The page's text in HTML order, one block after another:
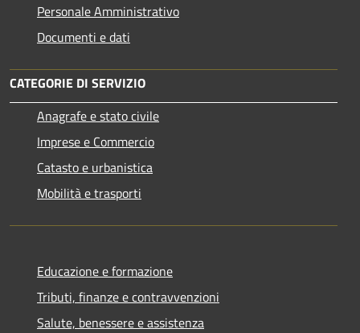
Personale Amministrativo
Documenti e dati
CATEGORIE DI SERVIZIO
Anagrafe e stato civile
Imprese e Commercio
Catasto e urbanistica
Mobilità e trasporti
Educazione e formazione
Tributi, finanze e contravvenzioni
Salute, benessere e assistenza